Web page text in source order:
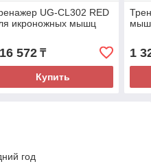
UG-CL302 RED
икроножных мышц
572₸
Купить
1
год